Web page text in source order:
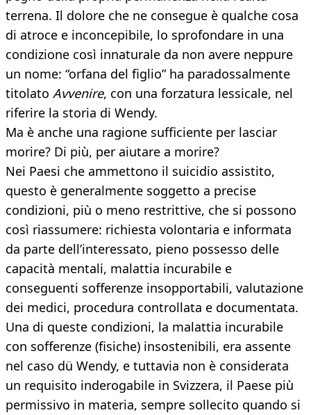
terrena. Il dolore che ne consegue è qualche cosa
di atroce e inconcepibile, lo sprofondare in una
condizione così innaturale da non avere neppure
un nome: “orfana del figlio” ha paradossalmente
titolato Avvenire, con una forzatura lessicale, nel
riferire la storia di Wendy.
Ma è anche una ragione sufficiente per lasciar
morire? Di più, per aiutare a morire?
Nei Paesi che ammettono il suicidio assistito,
questo è generalmente soggetto a precise
condizioni, più o meno restrittive, che si possono
così riassumere: richiesta volontaria e informata
da parte dell’interessato, pieno possesso delle
capacità mentali, malattia incurabile e
conseguenti sofferenze insopportabili, valutazione
dei medici, procedura controllata e documentata.
Una di queste condizioni, la malattia incurabile
con sofferenze (fisiche) insostenibili, era assente
nel caso dü Wendy, e tuttavia non è considerata
un requisito inderogabile in Svizzera, il Paese più
permissivo in materia, sempre sollecito quando si